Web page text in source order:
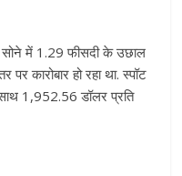
में 1.29 फीसदी के उछाल
कारोबार हो रहा था. स्पॉट
1,952.56 डॉलर प्रति